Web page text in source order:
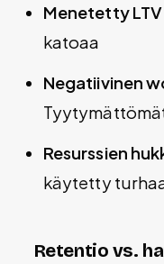
Menetetty LTV
katoaa
Negatiivinen
Resurssien
käytetty
Retentio vs.